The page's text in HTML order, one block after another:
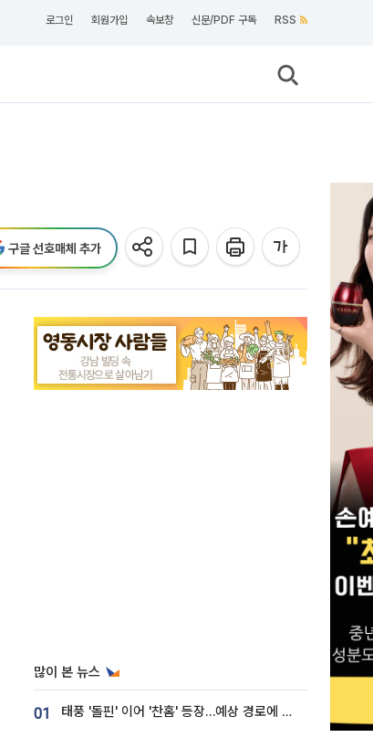
로그인 회원가입 속보창 신문/PDF 구독 RSS
구글 선호매체 추가
많이 본 뉴스
01 태풍 '돌핀' 이어 '찬홈' 등장…예상 경로에 한국 '한숨'